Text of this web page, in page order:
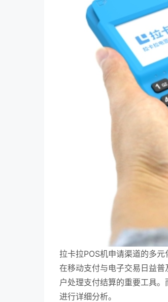
拉卡拉POS机申请渠道的多
在移动支付与电子交易日益
户处理支付结算的重要工具
进行详细分析。